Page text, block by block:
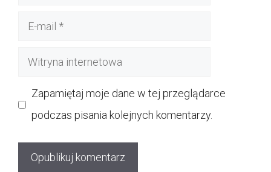
Witryna
Zapamiętaj moje dane w tej przeglądarce
podczas pisania kolejnych komentarzy.